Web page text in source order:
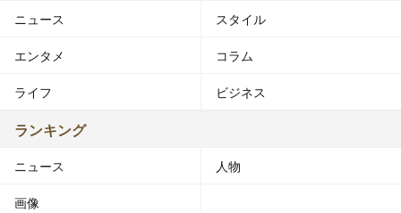
ニュース スタイル
エンタメ コラム
ライフ ビジネス
ランキング
ニュース 人物
画像